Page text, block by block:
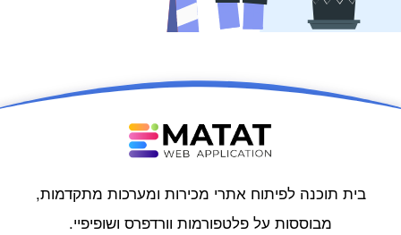
בית תוכנה לפיתוח אתרי מכירות ומערכות מתקדמות,
מבוססות על פלטפורמות וורדפרס ושופיפיי.